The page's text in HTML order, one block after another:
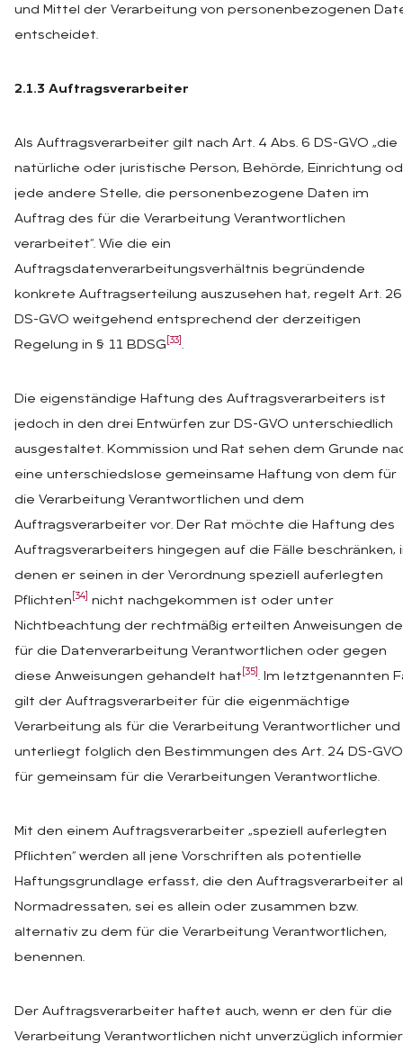
und Mittel der Verarbeitung von personenbezogenen
entscheidet.
2.1.3 Auftragsverarbeiter
Als Auftragsverarbeiter gilt nach Art. 4 Abs. 6 DS-GVO „die
natürliche oder juristische Person, Behörde, Einrichtung
jede andere Stelle, die personenbezogene Daten im
Auftrag des für die Verarbeitung Verantwortlichen
verarbeitet“. Wie die ein
Auftragsdatenverarbeitungsverhältnis begründende
konkrete Auftragserteilung auszusehen hat, regelt Art. 26
DS-GVO weitgehend entsprechend der derzeitigen
Regelung in § 11 BDSG [33] .
Die eigenständige Haftung des Auftragsverarbeiters ist
jedoch in den drei Entwürfen zur DS-GVO unterschiedlich
ausgestaltet. Kommission und Rat sehen dem Grunde
eine unterschiedslose gemeinsame Haftung von dem für
die Verarbeitung Verantwortlichen und dem
Auftragsverarbeiter vor. Der Rat möchte die Haftung des
Auftragsverarbeiters hingegen auf die Fälle beschränken,
denen er seinen in der Verordnung speziell auferlegten
Pflichten [34]
nicht nachgekommen ist oder unter
Nichtbeachtung der rechtmäßig erteilten Anweisungen
für die Datenverarbeitung Verantwortlichen oder gegen
diese Anweisungen gehandelt hat [35] . Im letztgenannten
gilt der Auftragsverarbeiter für die eigenmächtige
Verarbeitung als für die Verarbeitung Verantwortlicher und
unterliegt folglich den Bestimmungen des Art. 24 DS-GVO
für gemeinsam für die Verarbeitungen Verantwortliche.
Mit den einem Auftragsverarbeiter „speziell auferlegten
Pflichten“ werden all jene Vorschriften als potentielle
Haftungsgrundlage erfasst, die den Auftragsverarbeiter
Normadressaten, sei es allein oder zusammen bzw.
alternativ zu dem für die Verarbeitung Verantwortlichen,
benennen.
Der Auftragsverarbeiter haftet auch, wenn er den für die
Verarbeitung Verantwortlichen nicht unverzüglich